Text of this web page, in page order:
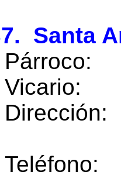
Santa
Párroco:
Vicario:
C.P.